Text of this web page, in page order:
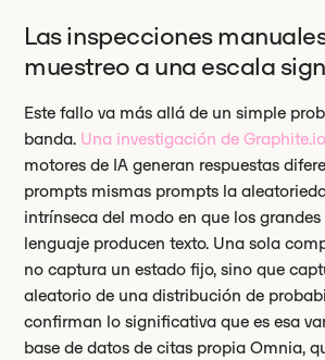
Las inspecciones
muestreo a una escala
Este fallo va más allá de un simple
banda. Una investigación deGraphite.io
motores de IA generan respuestas
prompts mismas prompts la
intrínseca del modo en que los
lenguaje producen texto. Una sola
no captura un estado fijo, sino que
aleatorio de una distribución de
confirman lo significativa que es esa
base de datos de citas propia Omnia,